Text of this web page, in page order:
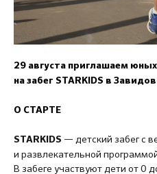
29 августа приглашаем
на забег STARKIDS в
О СТАРТЕ
STARKIDS — детский забег с
и развлекательной
В забеге участвуют дети от 0